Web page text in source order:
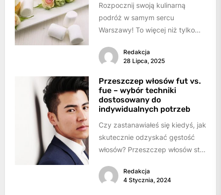
Rozpocznij swoją kulinarną
podróż w samym sercu
Warszawy! To więcej niż tylko
okazja do pogłębienia swojej...
Redakcja
28 Lipca, 2025
Przeszczep włosów fut vs.
fue – wybór techniki
dostosowany do
indywidualnych potrzeb
Czy zastanawiałeś się kiedyś, jak
skutecznie odzyskać gęstość
włosów? Przeszczep włosów stał
rozwiązaniem dla tych, którzy...
Redakcja
4 Stycznia, 2024